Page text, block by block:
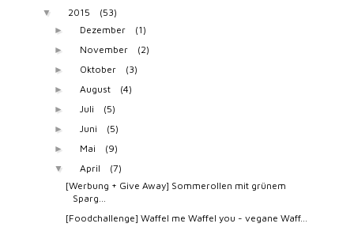
▼ 2015 (53)
► Dezember (1)
► November (2)
► Oktober (3)
► August (4)
► Juli (5)
► Juni (5)
► Mai (9)
▼ April
(7)
[Werbung + Give Away] Sommerollen mit grünem
Sparg...
[Foodchallenge] Waffel me Waffel you - vegane Waff...